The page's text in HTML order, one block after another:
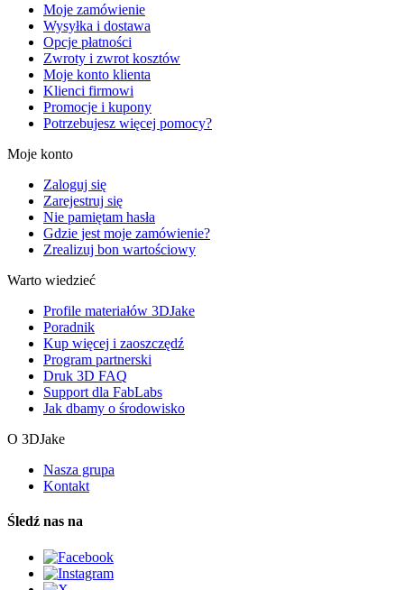
Moje zamówienie
Wysyłka i dostawa
Opcje płatności
Zwroty i zwrot kosztów
Moje konto klienta
Klienci firmowi
Promocje i kupony
Potrzebujesz więcej pomocy?
Moje konto
Zaloguj się
Zarejestruj się
Nie pamiętam hasła
Gdzie jest moje zamówienie?
Zrealizuj bon wartościowy
Warto wiedzieć
Profile materiałów 3DJake
Poradnik
Kup więcej i zaoszczędź
Program partnerski
Druk 3D FAQ
Support dla FabLabs
Jak dbamy o środowisko
O 3DJake
Nasza grupa
Kontakt
Śledź nas na